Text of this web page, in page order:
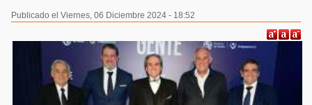
Publicado el Viernes, 06 Diciembre 2024 - 18:52